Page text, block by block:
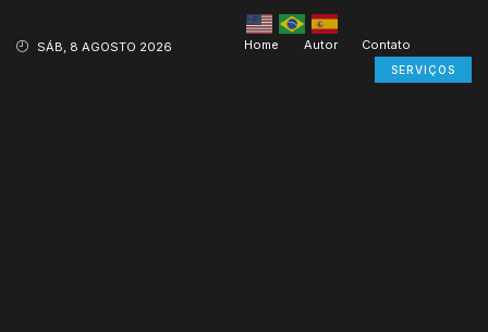
SÁB, 8 AGOSTO 2026 Home Autor Contato
SERVIÇOS